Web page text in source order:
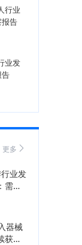
行业
报告
业发
告
更多
业发
需求
前
器械
获